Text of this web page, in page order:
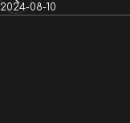
2024-08-10